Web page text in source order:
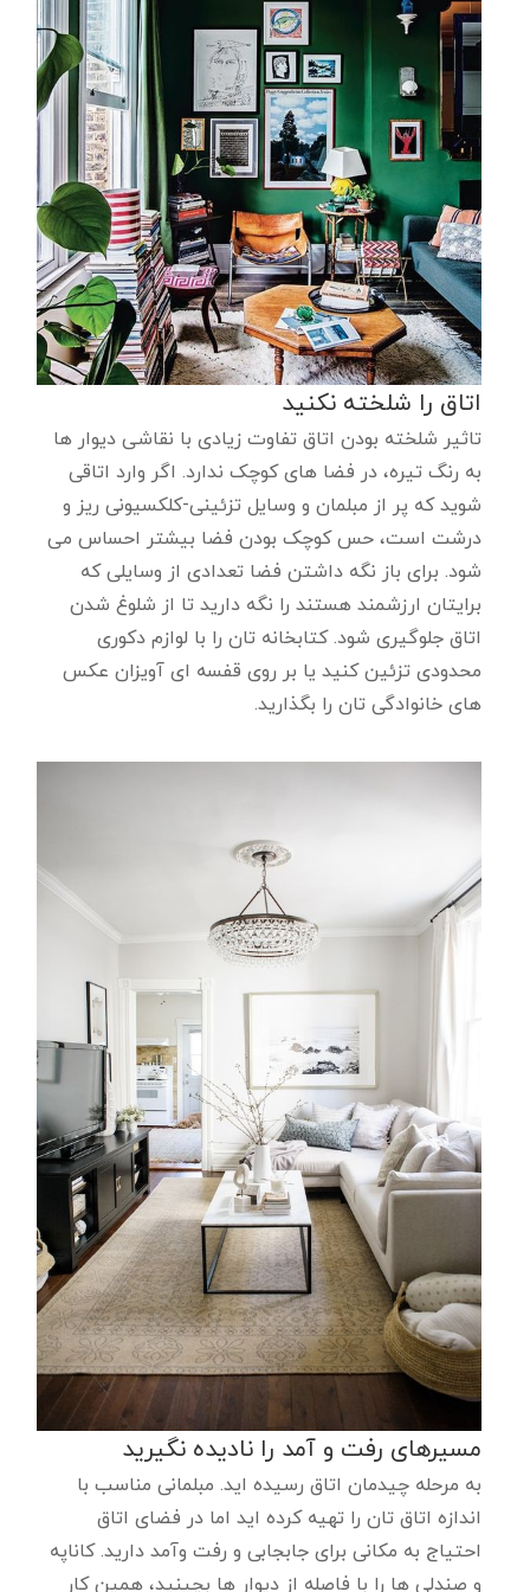
اتاق را شلخته نکنید
تاثیر شلخته بودن اتاق تفاوت زیادی با نقاشی دیوار ها
به رنگ تیره، در فضا های کوچک ندارد. اگر وارد اتاقی
شوید که پر از مبلمان و وسایل تزئینی-کلکسیونی ریز و
درشت است، حس کوچک بودن فضا بیشتر احساس می
شود. برای باز نگه داشتن فضا تعدادی از وسایلی که
برایتان ارزشمند هستند را نگه دارید تا از شلوغ شدن
اتاق جلوگیری شود. کتابخانه تان را با لوازم دکوری
محدودی تزئین کنید یا بر روی قفسه ای آویزان عکس
های خانوادگی تان را بگذارید.
مسیرهای رفت و آمد را نادیده نگیرید
به مرحله چیدمان اتاق رسیده اید. مبلمانی مناسب با
اندازه اتاق تان را تهیه کرده اید اما در فضای اتاق
احتیاج به مکانی برای جابجابی و رفت وآمد دارید. کاناپه
و صندلی ها را با فاصله از دیوار ها بچینید، همین کار